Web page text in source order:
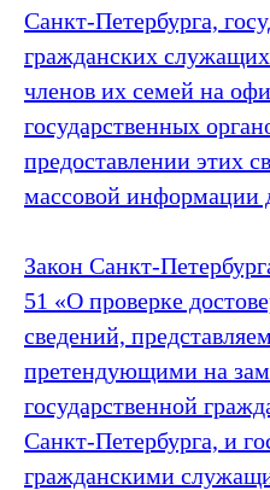
Санкт‑Петербурга,
гражданских
членов их семей на
государственных
предоставлении этих
массовой информации
Закон
51 «О проверке
сведений,
претендующими на
государственной
Санкт‑Петербурга, и
гражданскими